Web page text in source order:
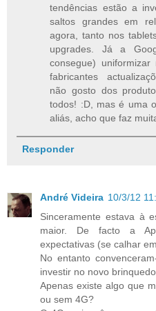
tendências estão a
saltos grandes em
agora, tanto nos
upgrades. Já a
consegue)
fabricantes
não gosto dos
todos! :D, mas é uma
aliás, acho que faz
Responder
André Videira 10/3/12
Sinceramente estava à
maior. De facto a
expectativas (se calhar
No entanto
investir no novo brinquedo.
Apenas existe algo que
ou sem 4G?